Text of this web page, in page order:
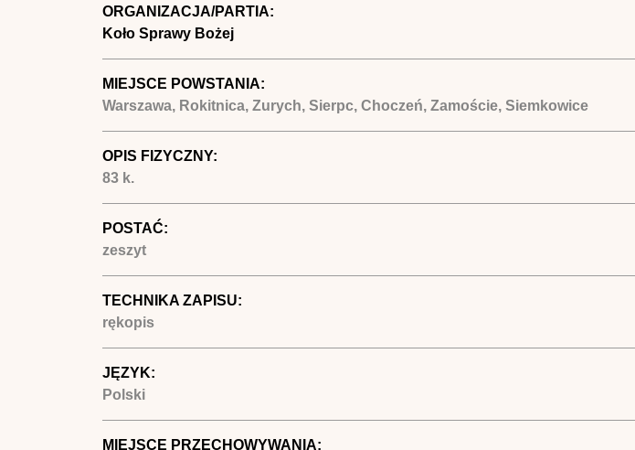
ORGANIZACJA/PARTIA:
Koło Sprawy Bożej
MIEJSCE POWSTANIA:
Warszawa, Rokitnica, Zurych, Sierpc, Choczeń, Zamoście, Siemkowice
OPIS FIZYCZNY:
83 k.
POSTAĆ:
zeszyt
TECHNIKA ZAPISU:
rękopis
JĘZYK:
Polski
MIEJSCE PRZECHOWYWANIA: